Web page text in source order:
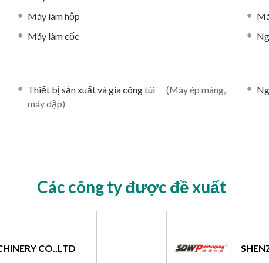
Máy làm hộp
Máy làm cốc
Thiết bị sản xuất và gia công túi
(Máy ép màng,
máy dập)
Các công ty được đề xuất
CO.,LTD